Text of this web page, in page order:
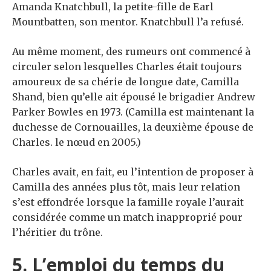
Amanda Knatchbull, la petite-fille de Earl
Mountbatten, son mentor. Knatchbull l’a refusé.
Au même moment, des rumeurs ont commencé à
circuler selon lesquelles Charles était toujours
amoureux de sa chérie de longue date, Camilla
Shand, bien qu’elle ait épousé le brigadier Andrew
Parker Bowles en 1973. (Camilla est maintenant la
duchesse de Cornouailles, la deuxième épouse de
Charles. le nœud en 2005.)
Charles avait, en fait, eu l’intention de proposer à
Camilla des années plus tôt, mais leur relation
s’est effondrée lorsque la famille royale l’aurait
considérée comme un match inapproprié pour
l’héritier du trône.
5. L’emploi du temps du